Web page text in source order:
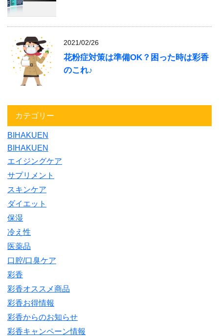
2021/02/26
花粉症対策は準備OK？困った時は彩香
のこれ♪
カテゴリー
BIHAKUEN
BIHAKUEN
エイジングケア
サプリメント
スキンケア
ダイエット
保湿
冷え性
医薬品
口腔/口臭ケア
彩香
彩香オススメ商品
彩香お得情報
彩香からのお知らせ
彩香キャンペーン情報